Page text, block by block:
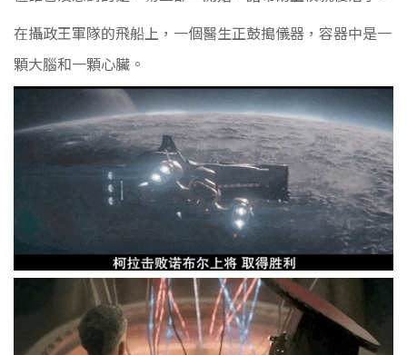
在攝政王軍隊的飛船上，一個醫生正鼓搗儀器，容器中是一
顆大腦和一顆心臟。